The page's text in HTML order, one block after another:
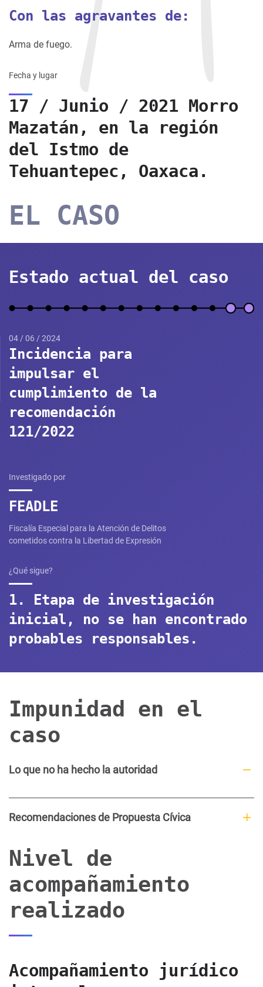
Con las agravantes de:
Arma de fuego.
Fecha y lugar
17 / Junio / 2021 Morro
Mazatán, en la región
del Istmo de
Tehuantepec, Oaxaca.
EL CASO
Estado actual del caso
04 / 06 / 2024
Incidencia para
impulsar el
cumplimiento de la
recomendación
121/2022
Investigado por
FEADLE
Fiscalía Especial para la Atención de Delitos
cometidos contra la Libertad de Expresión
¿Qué sigue?
1. Etapa de investigación
inicial, no se han encontrado
probables responsables.
Impunidad en el
caso
Lo que no ha hecho la autoridad
Recomendaciones de Propuesta Cívica
Nivel de
acompañamiento
realizado
Acompañamiento jurídico